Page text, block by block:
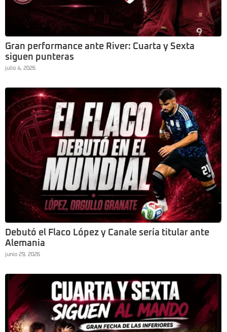
Gran performance ante River: Cuarta y Sexta
siguen punteras
julio 4, 2026
Debutó el Flaco López y Canale sería titular ante
Alemania
junio 29, 2026